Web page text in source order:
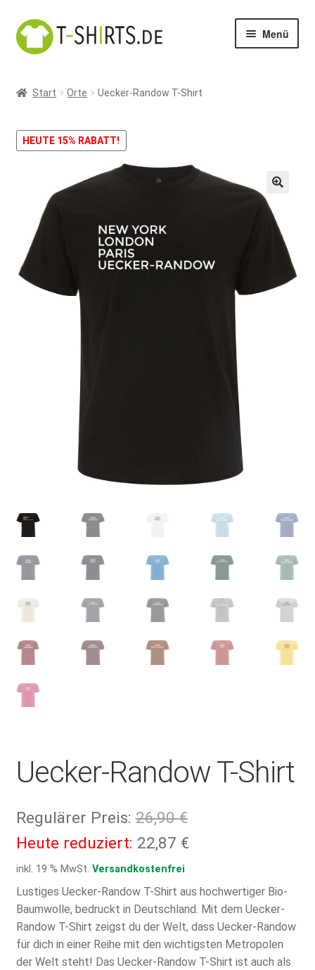
Zur
Navigation
Zum
Inhalt
Menü
Kasse
Mein Konto
Start Orte Uecker-Randow T-Shirt
HEUTE 15% RABATT!
Uecker-Randow T-Shirt
Regulärer Preis: 26,90€Ursprünglicher
Preis
26,90 €
Heute reduziert: 22,87 €Aktueller
ist:
22,87 €.
inkl. 19 % MwSt. Versandkostenfrei
Lustiges Uecker-Randow T-Shirt aus hochwertiger Bio-
Baumwolle, bedruckt in Deutschland. Mit dem Uecker-
Randow T-Shirt zeigst du der Welt, dass Uecker-Randow
für dich in einer Reihe mit den wichtigsten Metropolen
der Welt steht! Das Uecker-Randow T-Shirt ist auch als